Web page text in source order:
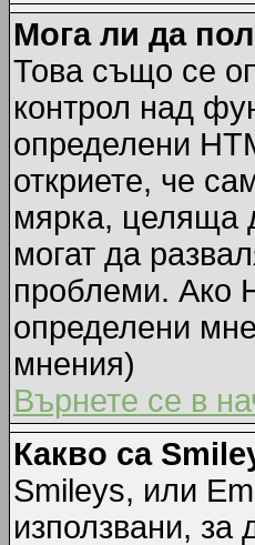
Мога ли да
Това също се
контрол над
определени
откриете, че
мярка, целяща
могат да
проблеми. Ако
определени
мнения)
Върнете се в
Какво са
Smileys, или
използвани, за